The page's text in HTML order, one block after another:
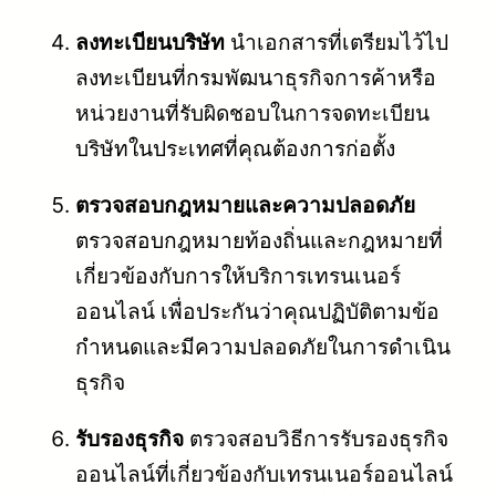
ลงทะเบียนบริษัท นำเอกสารที่เตรียมไว้ไป
ลงทะเบียนที่กรมพัฒนาธุรกิจการค้าหรือ
หน่วยงานที่รับผิดชอบในการจดทะเบียน
บริษัทในประเทศที่คุณต้องการก่อตั้ง
ตรวจสอบกฎหมายและความปลอดภัย
ตรวจสอบกฎหมายท้องถิ่นและกฎหมายที่
เกี่ยวข้องกับการให้บริการเทรนเนอร์
ออนไลน์ เพื่อประกันว่าคุณปฏิบัติตามข้อ
กำหนดและมีความปลอดภัยในการดำเนิน
ธุรกิจ
รับรองธุรกิจ ตรวจสอบวิธีการรับรองธุรกิจ
ออนไลน์ที่เกี่ยวข้องกับเทรนเนอร์ออนไลน์